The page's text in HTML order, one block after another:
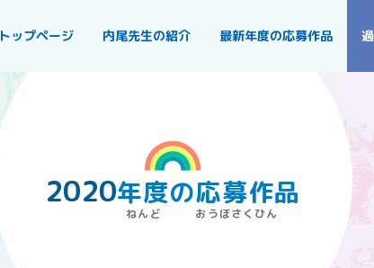
トップページ 内尾先生の紹介 最新年度の応募作品
2020年度の応募作品